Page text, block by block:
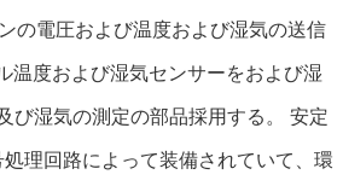
の電圧および温度および湿気の送信
温度および湿気センサーをおよび湿
び湿気の測定の部品採用する 。 安定
理回路によって装備されていて、環